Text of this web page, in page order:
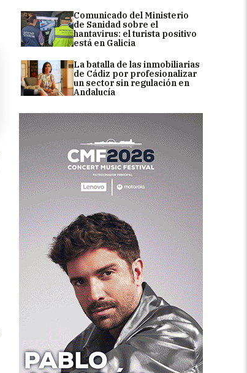
Comunicado del Ministerio
de Sanidad sobre el
hantavirus: el turista positivo
está en Galicia
La batalla de las inmobiliarias
de Cádiz por profesionalizar
un sector sin regulación en
Andalucía